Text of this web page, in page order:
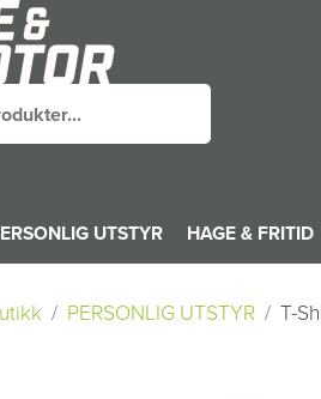
UTSTYR HAGE & FRITID
PERSONLIG UTSTYR T-